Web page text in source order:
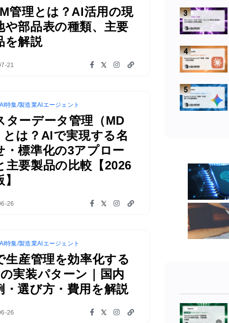
管理とは？AI活用の現
や部品表の種類、主要
を解説
21
特集/製造業AIエージェント
ターデータ管理（MD
とは？AIで実現する名
・標準化の3アプロー
主要製品の比較【2026
26
特集/製造業AIエージェント
生産管理を効率化する
実装パターン｜国内
・選び方・費用を解説
26